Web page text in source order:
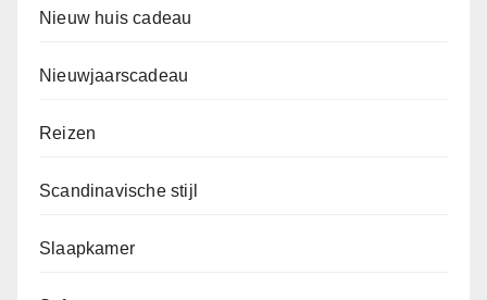
Nieuw huis cadeau
Nieuwjaarscadeau
Reizen
Scandinavische stijl
Slaapkamer